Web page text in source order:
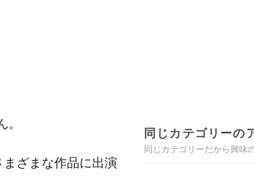
ざまな作品に出演
同じカテゴリーの
同じカテゴリーだから興味